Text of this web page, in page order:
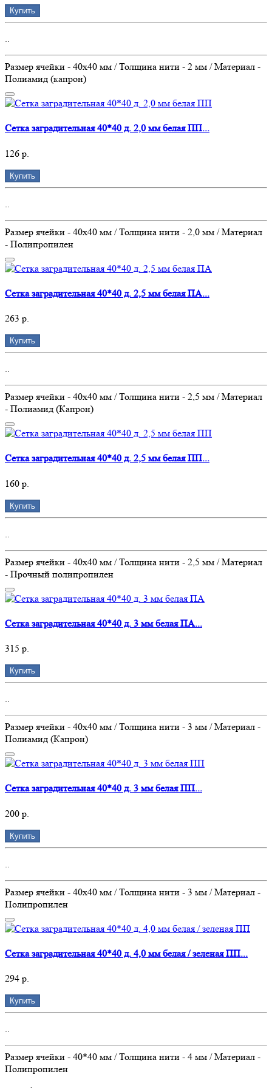
Купить
..
Размер ячейки - 40х40 мм / Толщина нити - 2 мм / Материал -
Полиамид (капрон)
Сетка заградительная 40*40 д. 2,0 мм белая ПП...
126 р.
Купить
Размер ячейки - 40х40 мм / Толщина нити - 2,0 мм / Материал
- Полипропилен
Сетка заградительная 40*40 д. 2,5 мм белая ПА...
263 р.
Купить
..
Размер ячейки - 40х40 мм / Толщина нити - 2,5 мм / Материал
- Полиамид (Капрон)
Сетка заградительная 40*40 д. 2,5 мм белая ПП...
160 р.
Купить
Размер ячейки - 40х40 мм / Толщина нити - 2,5 мм / Материал
- Прочный полипропилен
Сетка заградительная 40*40 д. 3 мм белая ПА...
315 р.
Купить
..
Размер ячейки - 40х40 мм / Толщина нити - 3 мм / Материал -
Полиамид (Капрон)
Сетка заградительная 40*40 д. 3 мм белая ПП...
200 р.
Купить
Размер ячейки - 40х40 мм / Толщина нити - 3 мм / Материал -
Полипропилен
Сетка заградительная 40*40 д. 4,0 мм белая / зеленая ПП...
294 р.
Купить
..
Размер ячейки - 40*40 мм / Толщина нити - 4 мм / Материал -
Полипропилен